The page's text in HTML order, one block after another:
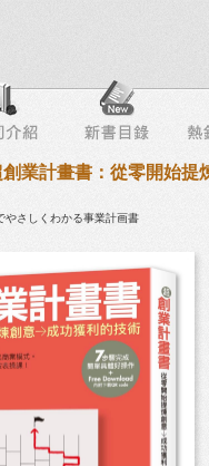
目錄下載 會員服務
創業計畫書：從零開始
やさしくわかる事業計画書